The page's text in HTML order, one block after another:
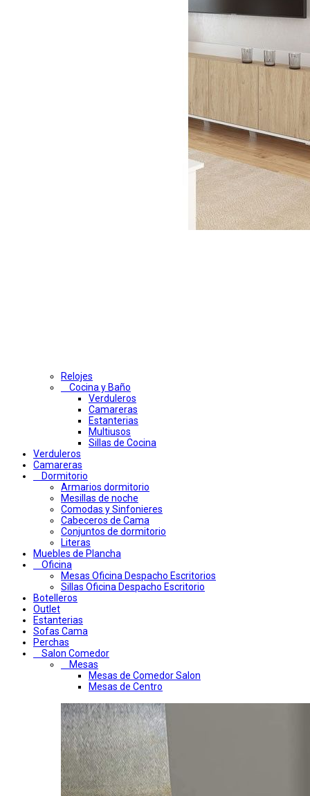
Relojes
Cocina y Baño
Verduleros
Camareras
Estanterias
Multiusos
Sillas de Cocina
Verduleros
Camareras
Dormitorio
Armarios dormitorio
Mesillas de noche
Comodas y Sinfonieres
Cabeceros de Cama
Conjuntos de dormitorio
Literas
Muebles de Plancha
Oficina
Mesas Oficina Despacho Escritorios
Sillas Oficina Despacho Escritorio
Botelleros
Outlet
Estanterias
Sofas Cama
Perchas
Salon Comedor
Mesas
Mesas de Comedor Salon
Mesas de Centro